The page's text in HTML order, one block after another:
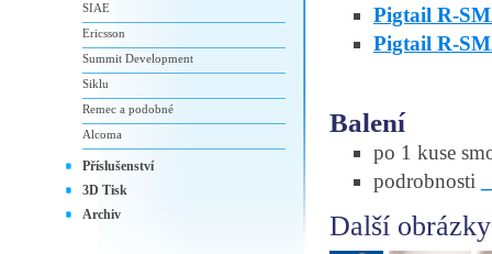
Pigtail R-
Pigtail R-
Balení
po 1 kuse
podrobnosti
Další
SIAE
Ericsson
Summit Development
Siklu
Remec a podobné
Alcoma
Příslušenství
3D Tisk
Archiv